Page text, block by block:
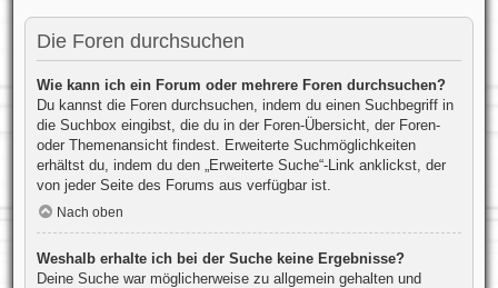
Die Foren durchsuchen
Wie kann ich ein Forum oder mehrere Foren durchsuchen?
Du kannst die Foren durchsuchen, indem du einen Suchbegriff in
die Suchbox eingibst, die du in der Foren-Übersicht, der Foren-
oder Themenansicht findest. Erweiterte Suchmöglichkeiten
erhältst du, indem du den „Erweiterte Suche“-Link anklickst, der
von jeder Seite des Forums aus verfügbar ist.
Nach oben
Weshalb erhalte ich bei der Suche keine Ergebnisse?
Deine Suche war möglicherweise zu allgemein gehalten und